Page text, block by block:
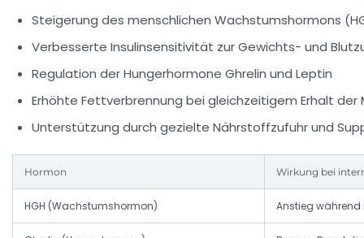
Steigerung des menschlichen Wachstumshormons
Verbesserte Insulinsensitivität zur Gewichts- und
Regulation der Hungerhormone Ghrelin und Leptin
Erhöhte Fettverbrennung bei gleichzeitigem Erhalt der
Unterstützung durch gezielte Nährstoffzufuhr und
Hormon Wirkung bei
HGH (Wachstumshormon) Anstieg während